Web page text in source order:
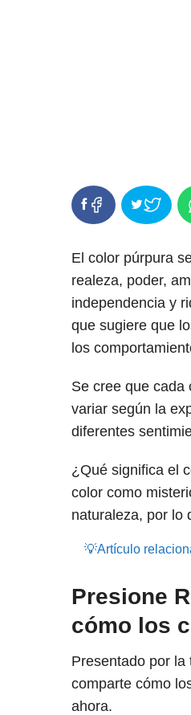
El color púrpura
realeza, poder,
independencia y
que sugiere que
los
Se cree que cada
variar según la
diferentes
¿Qué significa el
color como
naturaleza, por lo
💡Artículo
Presione
cómo los
Presentado por la
comparte cómo
ahora.